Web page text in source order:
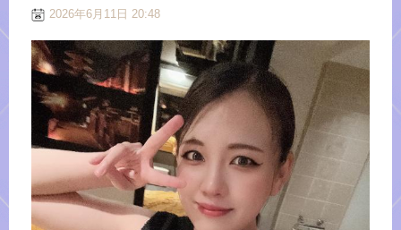
2026年6月11日 20:48